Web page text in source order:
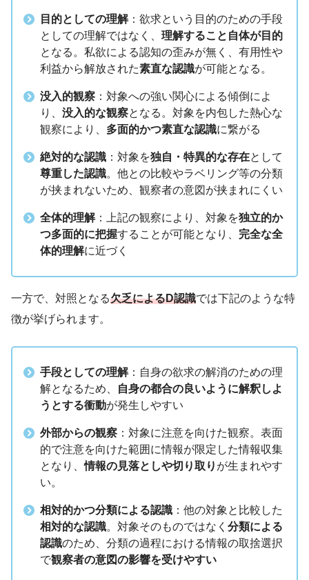
目的としての理解：欲求という目的のための手段
としての理解ではなく、 理解すること自体が目的
となる。私欲による認知の歪みが無く、有用性や
利益から解放された素直な認識が可能となる。
没入的観察 ：対象への強い関心による傾倒によ
り、 没入的な観察となる。対象を内包した熱心な
観察により、 多面的かつ素直な認識に繋がる
絶対的な認識 ：対象を独自・特異的な存在として
尊重した認識。他との比較やラベリング等の分類
が挟まれないため、観察者の意図が挟まれにくい
全体的理解：上記の観察により、対象を独立的か
つ多面的に把握することが可能となり、 完全な全
体的理解に近づく
一方で、対照となる欠乏によるD認識では下記のような特
徴が挙げられます。
手段としての理解：自身の欲求の解消のための理
解となるため、
自身の都合の良いように解釈しよ
うとする衝動が発生しやすい
外部からの観察 ：対象に注意を向けた観察。表面
的で注意を向けた範囲に情報が限定した情報収集
となり、情報の見落としや切り取り が生まれやす
い。
相対的かつ分類による認識 ：他の対象と比較した
相対的な認識。対象そのものではなく 分類による
認識のため、分類の過程における情報の取捨選択
で観察者の意図の影響を受けやすい